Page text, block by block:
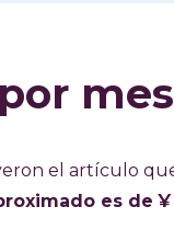
el artículo
es de ¥